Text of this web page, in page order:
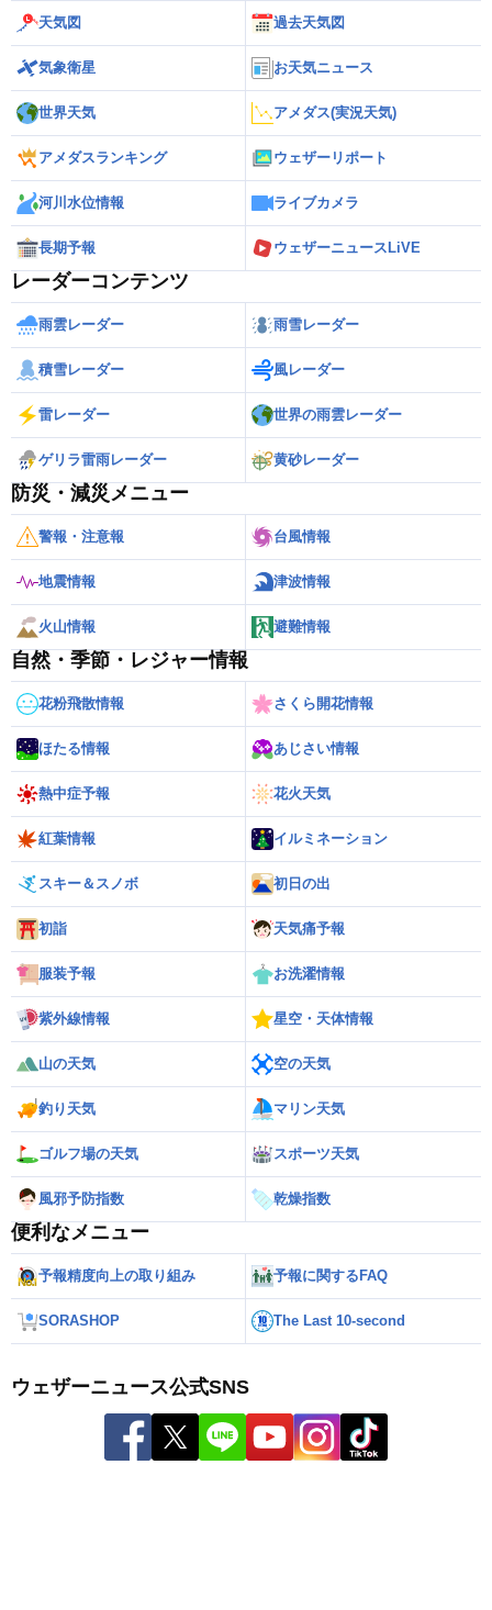
天気図 過去天気図
気象衛星 お天気ニュース
世界天気 アメダス(実況天気)
アメダスランキング ウェザーリポート
河川水位情報 ライブカメラ
長期予報 ウェザーニュースLiVE
レーダーコンテンツ
雨雲レーダー 雨雪レーダー
積雪レーダー 風レーダー
雷レーダー 世界の雨雲レーダー
ゲリラ雷雨レーダー 黄砂レーダー
防災・減災メニュー
警報・注意報 台風情報
地震情報 津波情報
火山情報 避難情報
自然・季節・レジャー情報
花粉飛散情報 さくら開花情報
ほたる情報 あじさい情報
熱中症予報 花火天気
紅葉情報 イルミネーション
スキー＆スノボ 初日の出
初詣 天気痛予報
服装予報 お洗濯情報
紫外線情報 星空・天体情報
山の天気 空の天気
釣り天気 マリン天気
ゴルフ場の天気 スポーツ天気
風邪予防指数 乾燥指数
便利なメニュー
予報精度向上の取り組み 予報に関するFAQ
SORASHOP The Last 10-second
ウェザーニュース公式SNS